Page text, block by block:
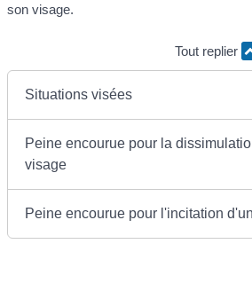
son visage.
Tout replier
Situations visées
Peine encourue pour la
visage
Peine encourue pour l'incitation